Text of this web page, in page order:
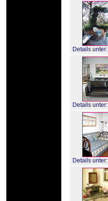
Details unter:
Details unter:
Details unter: